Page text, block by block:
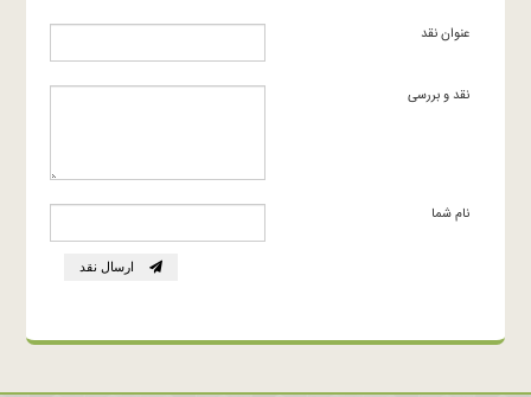
عنوان نقد
نقد و بررسی
نام شما
ارسال نقد